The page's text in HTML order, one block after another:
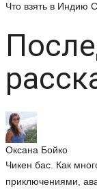
Что взять в Индию
Оксана Бойко
Чикен бас. Как
приключениями,